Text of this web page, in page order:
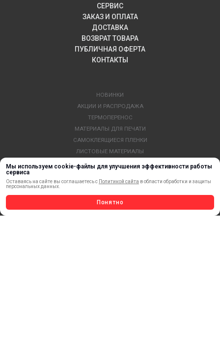
Мы используем cookie-файлы для улучшения эффективности работы
сервиса
Оставаясь на сайте вы соглашаетесь с Политикой сайта в области обработки и защиты
персональных данных.
Понятно
СЕРВИС
ЗАКАЗ И ОПЛАТА
ДОСТАВКА
ВОЗВРАТ ТОВАРА
ПУБЛИЧНАЯ ОФЕРТА
КОНТАКТЫ
НОВИНКИ
АКЦИИ И РАСПРОДАЖА
ТЕРМОПЕРЕНОС
МАТЕРИАЛЫ ДЛЯ ПЕЧАТИ
САМОКЛЕЯЩИЕСЯ ПЛЕНКИ
ЛИСТОВЫЕ МАТЕРИАЛЫ
СТЕРЖНИ И ТРУБЫ ИЗ АКРИЛА
ФЛАГШТОКИ SKYPOLE
ПРОФИЛИ И ПРОФИЛЬНЫЕ СИСТЕМЫ